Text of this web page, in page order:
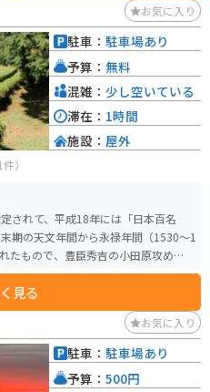
お気に入り
）
されて、平成18年には「日本百名
期の天文年間から永禄年間（1530～1
もので、豊臣秀吉の小田原攻めに備
大な山城です。天気の良い日には富
景スポットです。
見る
駐車： 駐車場あり
予算： 無料
混雑： 少し空いている
滞在： 1時間
施設： 屋外
お気に入り
駐車： 駐車場あり
予算： 500円